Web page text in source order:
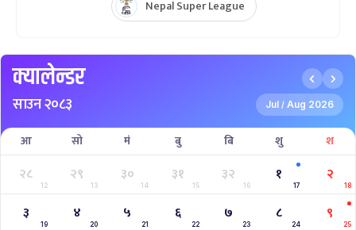
Nepal Super League
क्यालेन्डर
साउन २०८३ Jul / Aug 2026
आ सो मं बु बि शु श
२८
12
२९
13
३०
14
३१
15
३२
16
१
17
२
18
३
19
४
20
५
21
६
22
७
23
८
24
९
25